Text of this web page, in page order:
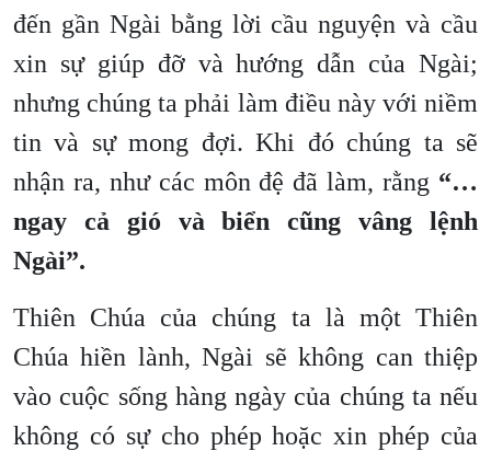
đến gần Ngài bằng lời cầu nguyện và cầu
xin sự giúp đỡ và hướng dẫn của Ngài;
nhưng chúng ta phải làm điều này với niềm
tin và sự mong đợi. Khi đó chúng ta sẽ
nhận ra, như các môn đệ đã làm, rằng “…
ngay cả gió và biển cũng vâng lệnh
Ngài”.
Thiên Chúa của chúng ta là một Thiên
Chúa hiền lành, Ngài sẽ không can thiệp
vào cuộc sống hàng ngày của chúng ta nếu
không có sự cho phép hoặc xin phép của